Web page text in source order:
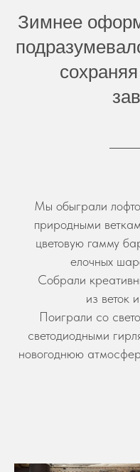
Зимнее
Мы обыграли
природными
цветовую гамму
елочных
Собрали
из веток
Поиграли со
светодиодными
новогоднюю